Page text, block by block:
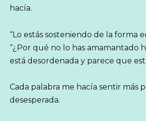
hacía.
“Lo estás sosteniendo de la forma
“¿Por qué no lo has amamantado
está desordenada y parece que
Cada palabra me hacía sentir más
desesperada.